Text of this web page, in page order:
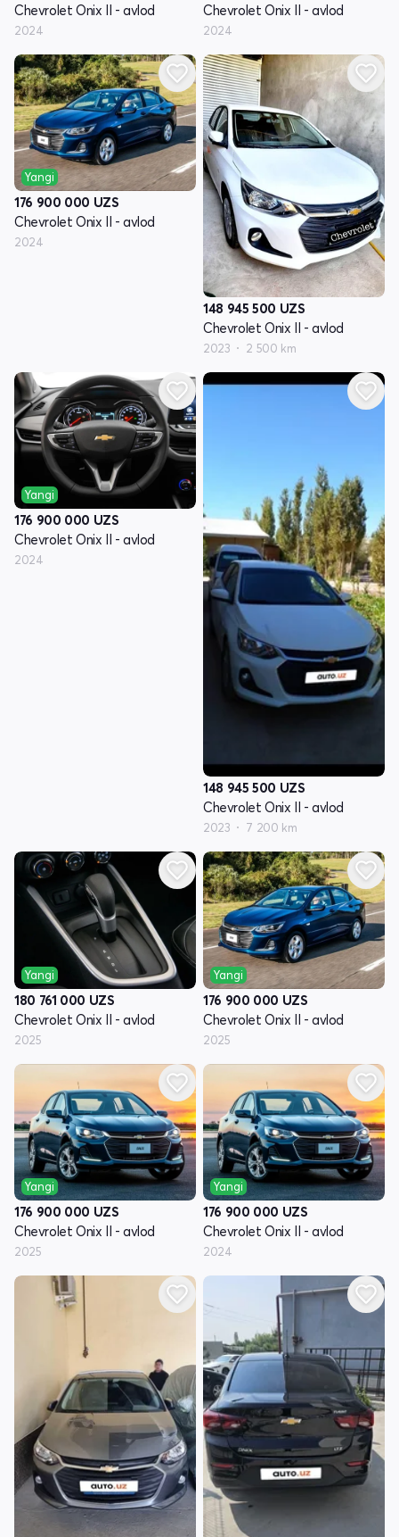
Chevrolet Onix II - avlod
2024
Chevrolet Onix II - avlod
2024
Yangi
176 900 000 UZS
Chevrolet Onix II - avlod
2024
148 945 500 UZS
Chevrolet Onix II - avlod
2023 2 500 km
Yangi
176 900 000 UZS
Chevrolet Onix II - avlod
2024
148 945 500 UZS
Chevrolet Onix II - avlod
2023 7 200 km
Yangi
180 761 000 UZS
Chevrolet Onix II - avlod
2025
Yangi
176 900 000 UZS
Chevrolet Onix II - avlod
2025
Yangi
176 900 000 UZS
Chevrolet Onix II - avlod
2025
Yangi
176 900 000 UZS
Chevrolet Onix II - avlod
2024